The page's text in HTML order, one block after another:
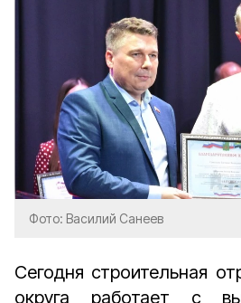
Фото: Василий Санеев
Сегодня строительная
округа работает с